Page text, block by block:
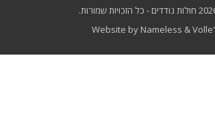
חולות נודדים - כל הזכויות שמורות.
Website by Nameless &Volle'